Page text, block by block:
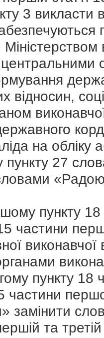
3 викласти в
відносин,
на
пункту 27
«Радою
пункту 18
частини
пункту 18
частини
замінити
та третій